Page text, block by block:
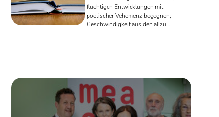
flüchtigen Entwicklungen mit
poetischer Vehemenz begegnen;
Geschwindigkeit aus den allzu
einen wichtigen Stellenwert ein. Sechs
Gedichtbände, eine Anthologie, die
ost- und südosteuropäische
DichterInnen versammelt, sowie ein
"EU Lyrik-Reisepass" stehen auf dem ...